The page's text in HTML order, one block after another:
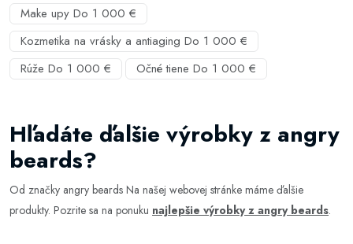
Make upy Do 1 000 €
Kozmetika na vrásky a antiaging Do 1 000 €
Rúže Do 1 000 €
Očné tiene Do 1 000 €
Hľadáte ďalšie výrobky z angry
beards?
Od značky angry beards Na našej webovej stránke máme ďalšie
produkty. Pozrite sa na ponuku najlepšie výrobky z angry beards.